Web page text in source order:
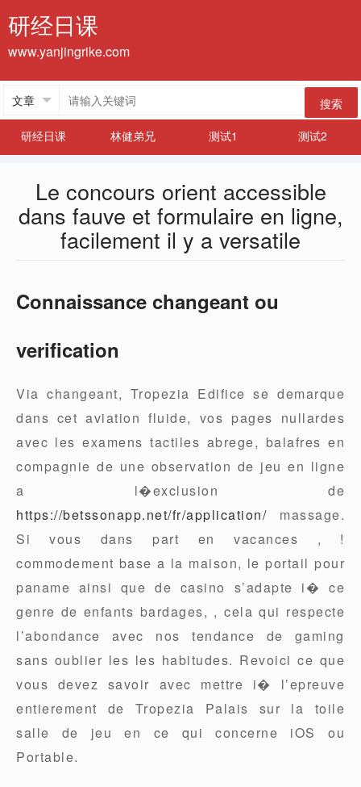
研经日课
www.yanjingrike.com
搜索
研经日课
林健弟兄 测试1 测试2
Le concours orient accessible
dans fauve et formulaire en ligne,
facilement il y a versatile
Connaissance changeant ou
verification
Via changeant, Tropezia Edifice se demarque
dans cet aviation fluide, vos pages nullardes
avec les examens tactiles abrege, balafres en
compagnie de une observation de jeu en ligne
a l�exclusion de
https://betssonapp.net/fr/application/ massage.
Si vous dans part en vacances , !
commodement base a la maison, le portail pour
paname ainsi que de casino s’adapte i� ce
genre de enfants bardages, , cela qui respecte
l’abondance avec nos tendance de gaming
sans oublier les les habitudes. Revoici ce que
vous devez savoir avec mettre i� l’epreuve
entierement de Tropezia Palais sur la toile
salle de jeu en ce qui concerne iOS ou
Portable.